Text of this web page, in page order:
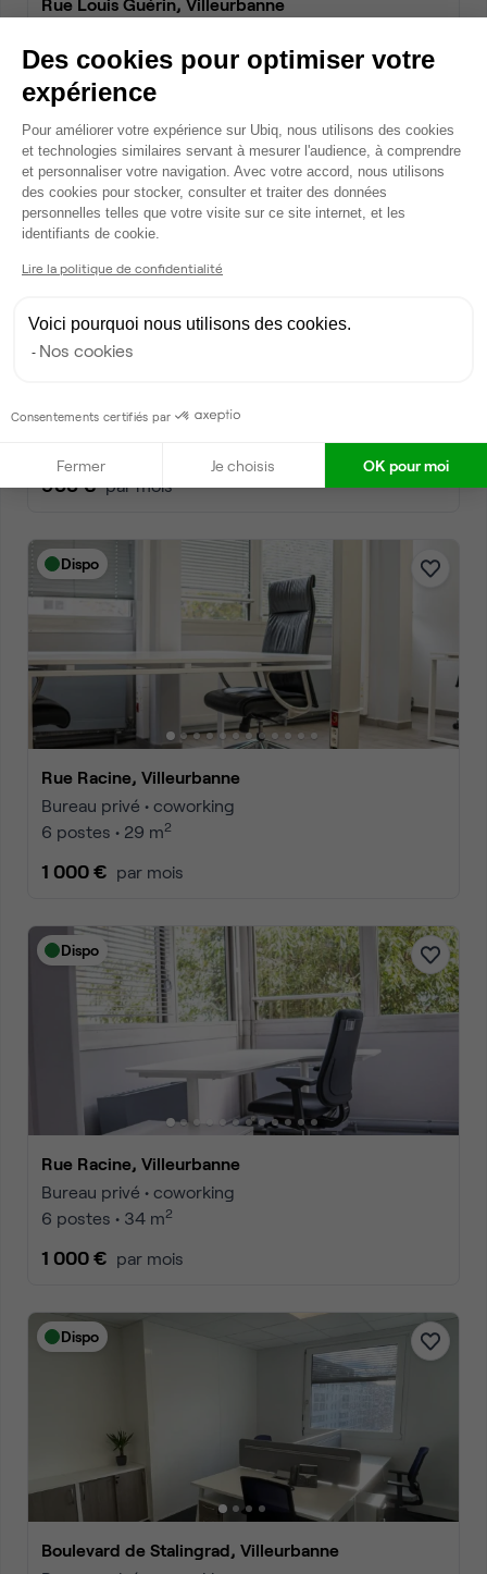
2 postes • 9 m2
988 € par mois
Dispo
Bureau privé • coworking
988 € par mois
Dispo
Rue Racine, Villeurbanne
Bureau privé • coworking
6 postes • 29 m2
1 000 € par mois
Dispo
Rue Racine, Villeurbanne
Bureau privé • coworking
6 postes • 34 m2
1 000 € par mois
Dispo
Boulevard de Stalingrad, Villeurbanne
Des cookies pour optimiser votre
expérience
Plateforme de Gestion du
Pour améliorer votre expérience sur Ubiq, nous utilisons des cookies
et technologies similaires servant à mesurer l'audience, à comprendre
et personnaliser votre navigation. Avec votre accord, nous utilisons
des cookies pour stocker, consulter et traiter des données
personnelles telles que votre visite sur ce site internet, et les
identifiants de cookie.
Lire la politique de confidentialité
Voici pourquoi nous utilisons des cookies.
Nos cookies
Consentements certifiés par
Fermer Je choisis OK pour moi